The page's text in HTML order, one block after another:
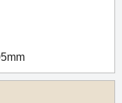
え抜いた絶妙なバラ
わいです。
スコーンを、ぜひ紅